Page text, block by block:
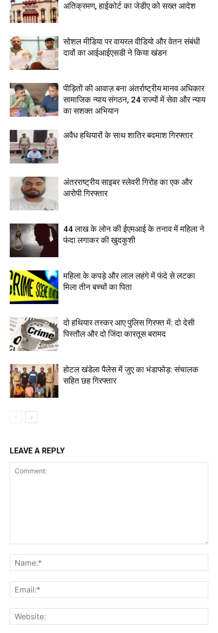
अतिक्रमण, हाईकोर्ट का जेडीए को सख्त आदेश
सोशल मीडिया पर वायरल वीडियो और वेतन संबंधी
दावों का आईआईएसडी ने किया खंडन
पीड़ितों की आवाज़ बना अंतर्राष्ट्रीय मानव अधिकार
सामाजिक न्याय संगठन, 24 राज्यों में सेवा और न्याय
का सशक्त अभियान
अवैध हथियारों के साथ शातिर बदमाश गिरफ्तार
अंतरराष्ट्रीय साइबर स्लेवरी गिरोह का एक और
आरोपी गिरफ्तार
44 लाख के लोन की ईएमआई के तनाव में महिला ने
फंदा लगाकर की खुदकुशी
महिला के कपड़े और लाल लहंगे में फंदे से लटका
मिला तीन बच्चों का पिता
दो हथियार तस्कर आए पुलिस गिरफ्त में: दो देसी
पिस्तौल और दो जिंदा कारतूस बरामद
होटल खंडेला पैलेस में जुए का भंडाफोड़: संचालक
सहित छह गिरफ्तार
LEAVE A REPLY